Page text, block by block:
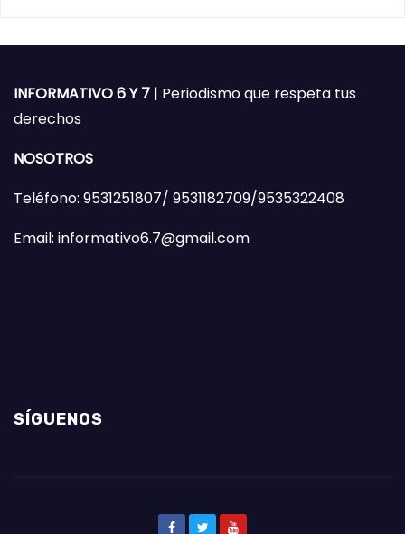
INFORMATIVO 6 Y 7 | Periodismo que respeta tus
derechos
NOSOTROS
Teléfono: 9531251807/ 9531182709/9535322408
Email: informativo6.7@gmail.com
SÍGUENOS